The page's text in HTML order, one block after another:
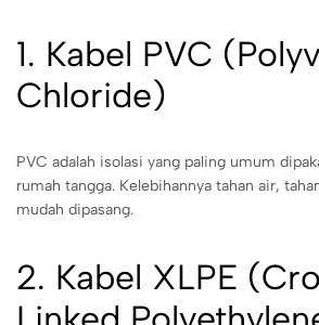
1. Kabel PVC
Chloride)
PVC adalah isolasi yang paling umum
rumah tangga. Kelebihannya tahan air,
mudah dipasang.
2. Kabel XLPE